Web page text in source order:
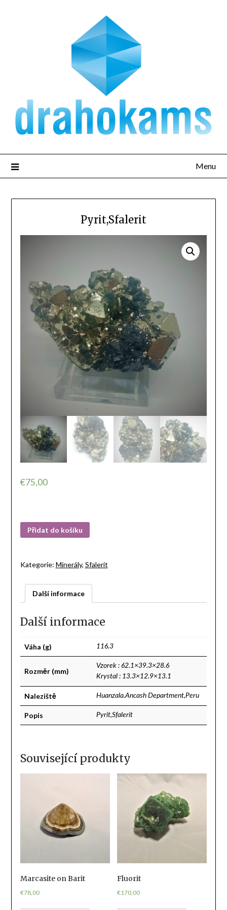
Menu
Pyrit,Sfalerit
€75,00
Přidat do košíku
Kategorie: Minerály, Sfalerit
Další informace
Další informace
Váha (g) 116.3
Rozměr (mm)
Vzorek : 62.1×39.3×28.6
Krystal : 13.3×12.9×13.1
Naleziště Huanzala.Ancash Department,Peru
Popis Pyrit,Sfalerit
Související produkty
Marcasite on Barit
€78,00
Fluorit
€170,00